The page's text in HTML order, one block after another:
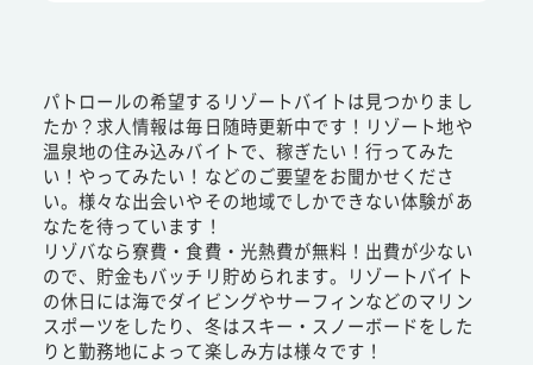
パトロールの希望するリゾートバイトは見つかりまし
たか？求人情報は毎日随時更新中です！リゾート地や
温泉地の住み込みバイトで、稼ぎたい！行ってみた
い！やってみたい！などのご要望をお聞かせくださ
い。様々な出会いやその地域でしかできない体験があ
なたを待っています！
リゾバなら寮費・食費・光熱費が無料！出費が少ない
ので、貯金もバッチリ貯められます。リゾートバイト
の休日には海でダイビングやサーフィンなどのマリン
スポーツをしたり、冬はスキー・スノーボードをした
りと勤務地によって楽しみ方は様々です！